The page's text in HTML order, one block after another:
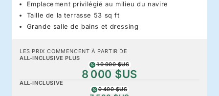
Emplacement privilégié au milieu du navire
Taille de la terrasse 53 sq ft
Grande salle de bains et dressing
LES PRIX COMMENCENT À PARTIR DE
ALL-INCLUSIVE PLUS
10 000 $US
8 000 $US
ALL-INCLUSIVE
9 400 $US